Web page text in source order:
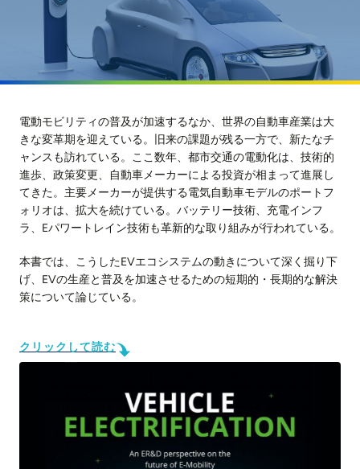
電動モビリティの普及が加速するなか、世界の自動車産業は大
きな変革期を迎えている。旧来の課題が残る一方で、新たなチ
ャンスも訪れている。ここ数年、都市交通の電動化は、技術的
進歩、政策変更、自動車メーカーによる投資が相まって進展し
てきた。主要メーカーが提供する電気自動車モデルのポートフ
ォリオは、拡大を続けている。バッテリー技術、充電インフ
ラ、Eパワートレイン技術も革新的な取り組みが行われている。
本書では、こうしたEVエコシステムの動きについて深く掘り下
げ、EVの生産と普及を加速させるための短期的・長期的な解決
策について論じている。
クリックして読む